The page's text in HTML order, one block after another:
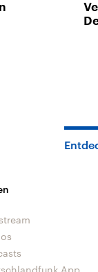
App